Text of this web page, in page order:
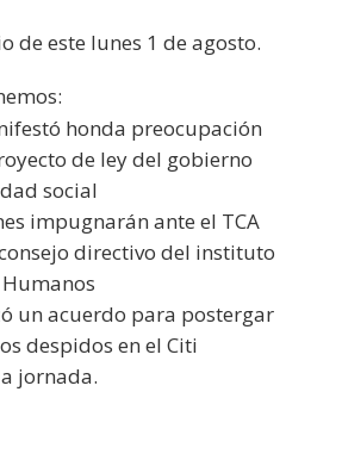
de este lunes 1 de agosto.
honda preocupación
de ley del gobierno
social
impugnarán ante el TCA
directivo del instituto
un acuerdo para postergar
despidos en el Citi
jornada.